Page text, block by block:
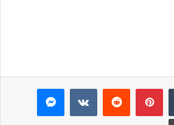
بينتيريست ماسنجر
طباعة